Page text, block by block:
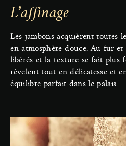
L’affinage
Les jambons acquièrent toutes
en atmosphère douce. Au fur et
libérés et la texture se fait plus
rèvelent tout en délicatesse et
équilibre parfait dans le palais.